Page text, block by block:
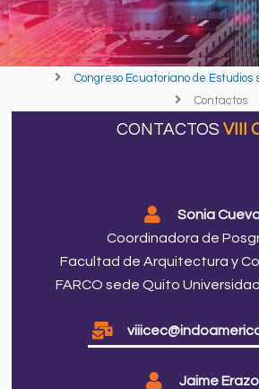
Congreso Ecuatoriano de Estudios
Contactos
CONTACTOS VIII
Sonia
Coordinadora de
Facultad de Arquitectura y
FARCO sede Quito
Jaime Erazo